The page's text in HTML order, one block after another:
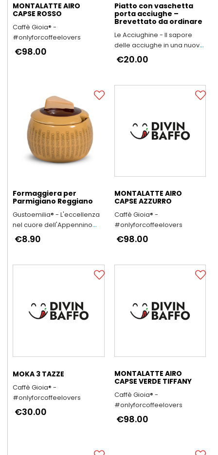
MONTALATTE AIRO
CAPSE ROSSO
Caffè Gioia® -
#onlyforcoffeelovers
€98.00
Piatto con vaschetta
porta acciughe –
Brevettato da ordinare
Le Acciughine - Il sapore
delle acciughe in una nuova
forma
€20.00
Formaggiera per
Parmigiano Reggiano
Gustoemilia® - L'eccellenza
nel cuore dell'Appennino
Reggiano
€8.90
MONTALATTE AIRO
CAPSE AZZURRO
Caffè Gioia® -
#onlyforcoffeelovers
€98.00
MOKA 3 TAZZE
Caffè Gioia® -
#onlyforcoffeelovers
€30.00
MONTALATTE AIRO
CAPSE VERDE TIFFANY
Caffè Gioia® -
#onlyforcoffeelovers
€98.00